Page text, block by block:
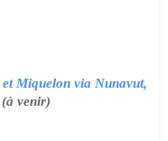
Miquelon via Nunavut,
(à venir)